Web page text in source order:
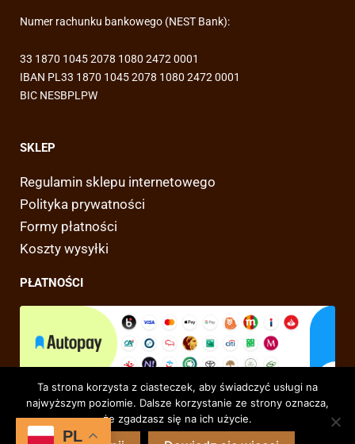
Numer rachunku bankowego (NEST Bank):
33 1870 1045 2078 1080 2472 0001
IBAN PL33 1870 1045 2078 1080 2472 0001
BIC NESBPLPW
SKLEP
Regulamin sklepu internetowego
Polityka prywatności
Formy płatności
Koszty wysyłki
PŁATNOŚCI
PL
Ta strona korzysta z ciasteczek, aby świadczyć usługi na
najwyższym poziomie. Dalsze korzystanie ze strony oznacza,
że zgadzasz się na ich użycie.